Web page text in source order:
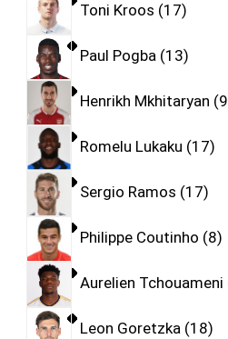
Toni Kroos 17
Paul Pogba 13
Henrikh Mkhitaryan 9
Romelu Lukaku 17
Sergio Ramos 17
Philippe Coutinho 8
Aurelien Tchouameni
Leon Goretzka 18